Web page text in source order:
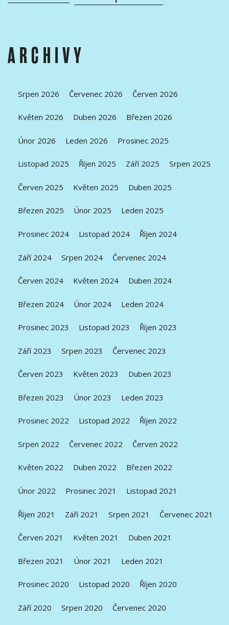
ARCHIVY
Srpen 2026 Červenec 2026 Červen 2026
Květen 2026 Duben 2026 Březen 2026
Únor 2026 Leden 2026 Prosinec 2025
Listopad 2025 Říjen 2025 Září 2025 Srpen 2025
Červen 2025 Květen 2025 Duben 2025
Březen 2025 Únor 2025 Leden 2025
Prosinec 2024 Listopad 2024 Říjen 2024
Září 2024 Srpen 2024 Červenec 2024
Červen 2024 Květen 2024 Duben 2024
Březen 2024 Únor 2024 Leden 2024
Prosinec 2023 Listopad 2023 Říjen 2023
Září 2023 Srpen 2023 Červenec 2023
Červen 2023 Květen 2023 Duben 2023
Březen 2023 Únor 2023 Leden 2023
Prosinec 2022 Listopad 2022 Říjen 2022
Srpen 2022 Červenec 2022 Červen 2022
Květen 2022 Duben 2022 Březen 2022
Únor 2022 Prosinec 2021 Listopad 2021
Říjen 2021 Září 2021 Srpen 2021 Červenec 2021
Červen 2021 Květen 2021 Duben 2021
Březen 2021 Únor 2021 Leden 2021
Prosinec 2020 Listopad 2020 Říjen 2020
Září 2020 Srpen 2020 Červenec 2020